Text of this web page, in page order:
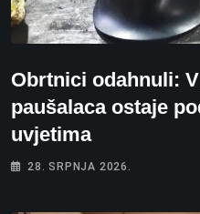
Obrtnici odahnuli:
paušalaca ostaje
uvjetima
28. SRPNJA 2026.